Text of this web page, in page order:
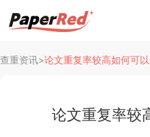
查重资讯>论文重复率较高如何可
论文重复率较